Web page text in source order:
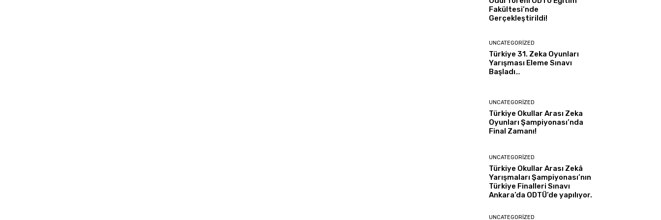
Fakültesi’nde
Gerçekleştirildi!
UNCATEGORIZED
Türkiye 31. Zeka Oyunları
Yarışması Eleme Sınavı
Başladı…
UNCATEGORIZED
Türkiye Okullar Arası Zeka
Oyunları Şampiyonası’nda
Final Zamanı!
UNCATEGORIZED
Türkiye Okullar Arası Zekâ
Yarışmaları Şampiyonası’nın
Türkiye Finalleri Sınavı
Ankara’da ODTÜ’de yapılıyor.
UNCATEGORIZED